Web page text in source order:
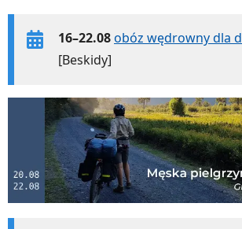
16–22.08obóz wędrowny dla
[Beskidy]